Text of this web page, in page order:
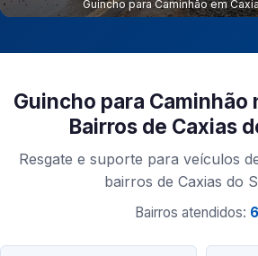
Guincho para Caminhão em
Guincho para Caminhão
Bairros de Caxias
Resgate e suporte para veículos
bairros de Caxias do
Bairros atendidos: